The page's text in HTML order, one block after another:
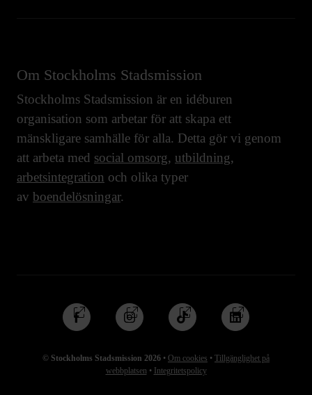
Om Stockholms Stadsmission
Stockholms Stadsmission är en idéburen
organisation som arbetar för att skapa ett
mänskligare samhälle för alla. Detta gör vi genom
att arbeta med social omsorg, utbildning,
arbetsintegration och olika typer
av boendelösningar.
© Stockholms Stadsmission 2026 • Om cookies • Tillgänglighet på
webbplatsen • Integritetspolicy
Följ
oss
Facebook
Följ
oss
Instagram
Följ
oss
TikTok
Följ
oss
Linkedin